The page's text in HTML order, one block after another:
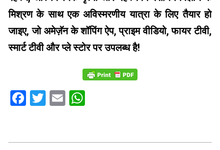
मिश्रण के साथ एक अविस्मरणीय यात्रा के लिए तैयार हो
जाइए, जो अमेज़ॅन के शॉपिंग ऐप, प्राइम वीडियो, फायर टीवी,
स्मार्ट टीवी और प्ले स्टोर पर उपलब्ध है!
Facebook
Twitter
Email